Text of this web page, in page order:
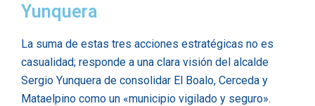
Yunquera
La suma de estas tres acciones estratégicas no es
casualidad; responde a una clara visión del alcalde
Sergio Yunquera de consolidar El Boalo, Cerceda y
Mataelpino como un «municipio vigilado y seguro».